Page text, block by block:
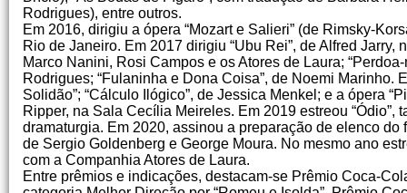
Rodrigues), entre outros.
Em 2016, dirigiu a ópera “Mozart e Salieri” (de Rimsky-
Rio de Janeiro. Em 2017 dirigiu “Ubu Rei”, de Alfred Jarry,
Marco Nanini, Rosi Campos e os Atores de Laura;
Rodrigues; “Fulaninha e Dona Coisa”, de Noemi Marinho.
Solidão”; “Cálculo Ilógico”, de Jessica Menkel; e a ópera
Ripper, na Sala Cecília Meireles. Em 2019 estreou “Ódio”,
dramaturgia. Em 2020, assinou a preparação de elenco do
de Sergio Goldenberg e George Moura. No mesmo ano
com a Companhia Atores de Laura.
Entre prêmios e indicações, destacam-se Prêmio Coca-